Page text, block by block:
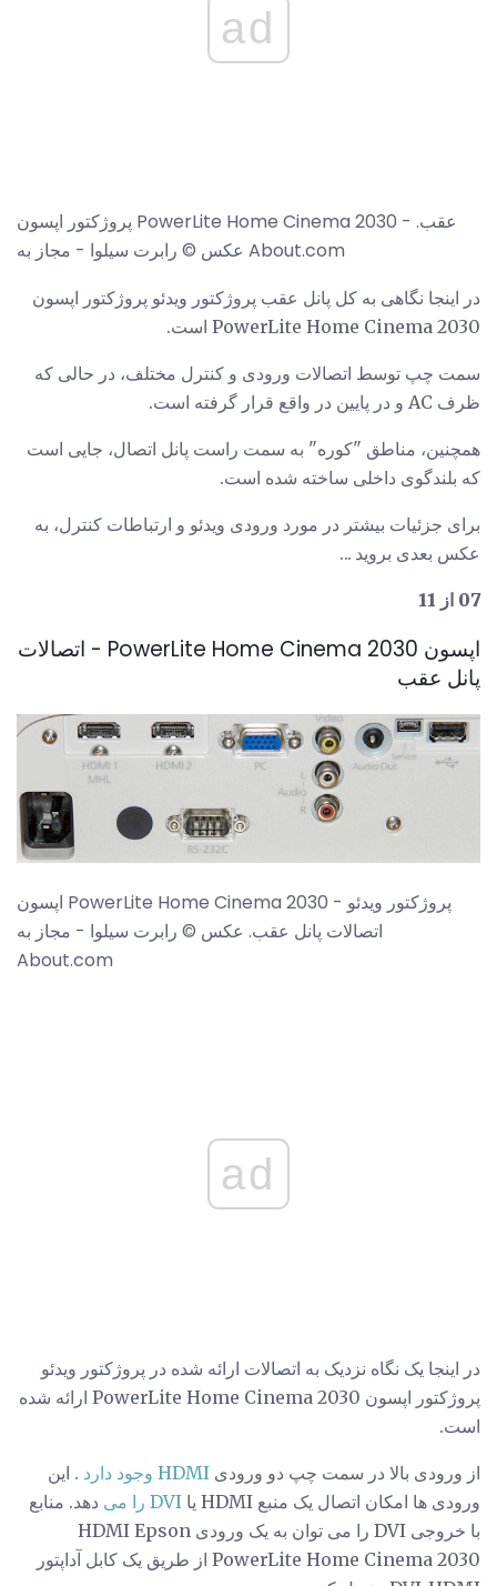
ad
پروژکتور اپسون PowerLite Home Cinema 2030 - عقب.
عکس © رابرت سیلوا - مجاز به About.com
در اینجا نگاهی به کل پانل عقب پروژکتور ویدئو پروژکتور اپسون
PowerLite Home Cinema 2030 است.
سمت چپ توسط اتصالات ورودی و کنترل مختلف، در حالی که
ظرف AC و در پایین در واقع قرار گرفته است.
همچنین، مناطق "کوره" به سمت راست پانل اتصال، جایی است
که بلندگوی داخلی ساخته شده است.
برای جزئیات بیشتر در مورد ورودی ویدئو و ارتباطات کنترل، به
عکس بعدی بروید ...
07 از 11
اپسون PowerLite Home Cinema 2030 - اتصالات
پانل عقب
اپسون PowerLite Home Cinema 2030 پروژکتور ویدئو -
اتصالات پانل عقب. عکس © رابرت سیلوا - مجاز به
About.com
ad
در اینجا یک نگاه نزدیک به اتصالات ارائه شده در پروژکتور ویدئو
پروژکتور اپسون PowerLite Home Cinema 2030 ارائه شده
است.
از ورودی بالا در سمت چپ دو ورودی HDMI وجود دارد
. این
ورودی ها امکان اتصال یک منبع HDMI یا
DVI را می
دهد. منابع
با خروجی DVI را می توان به یک ورودی HDMI Epson
PowerLite Home Cinema 2030 از طریق یک کابل آداپتور